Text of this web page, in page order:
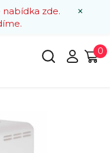
×
nabídka zde.
0